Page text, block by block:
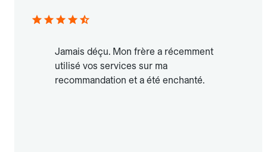
Jamais déçu. Mon frère a récemment
utilisé vos services sur ma
recommandation et a été enchanté.